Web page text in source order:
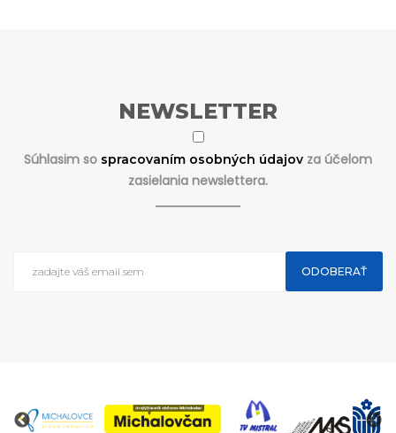
NEWSLETTER
Súhlasim so spracovaním osobných údajov za účelom
zasielania newslettera.
ODOBERAŤ